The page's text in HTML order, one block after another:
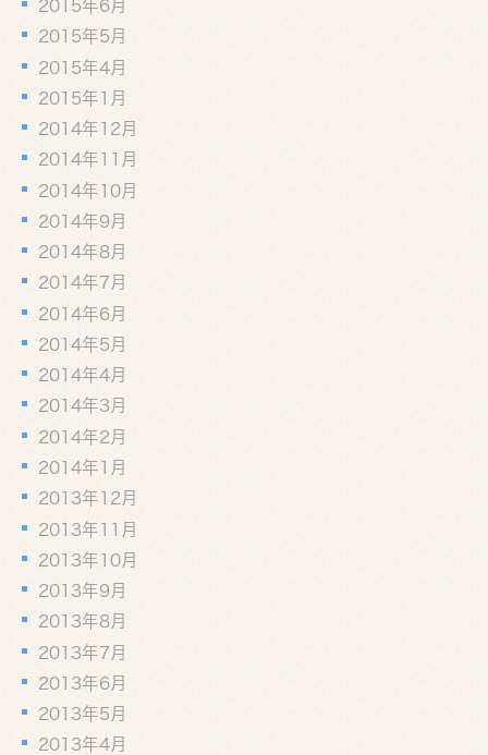
2015年6月
2015年5月
2015年4月
2015年1月
2014年12月
2014年11月
2014年10月
2014年9月
2014年8月
2014年7月
2014年6月
2014年5月
2014年4月
2014年3月
2014年2月
2014年1月
2013年12月
2013年11月
2013年10月
2013年9月
2013年8月
2013年7月
2013年6月
2013年5月
2013年4月